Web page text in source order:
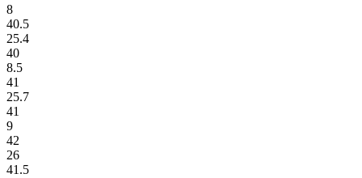
8
40.5
25.4
40
8.5
41
25.7
41
9
42
26
41.5